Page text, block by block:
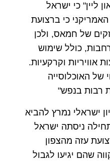
ליין" כי ישראל
כי ברצועת
של חמאס, ולכן
כולל שימוש
וקרקעיות.
של האוכלוסייה
רבות בנפש"
ישראלי נמרץ להביא
ניסתה ישראל
עזה מהצפון
שהם יגיעו לגבול